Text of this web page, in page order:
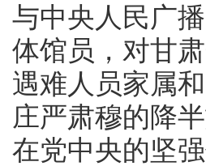
与中央人民广
体馆员，对甘
遇难人员家属
庄严肃穆的降
在党中央的坚